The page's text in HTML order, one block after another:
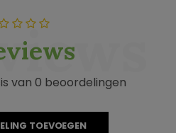
van 0 beoordelingen
TOEVOEGEN